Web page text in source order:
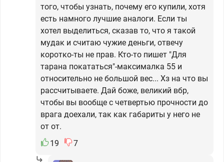
того, чтобы узнать, почему его купили, хотя
есть намного лучшие аналоги. Если ты
хотел выделиться, сказав то, что я такой
мудак и считаю чужие деньги, отвечу
коротко-ты не прав. Кто-то пишет "Для
тарана покататься"-максималка 55 и
относительно не большой вес... Хз на что вы
рассчитываете. Дай боже, великий вбр,
чтобы вы вообще с четвертью прочности до
врага доехали, так как габариты у него не
от от.
19
7